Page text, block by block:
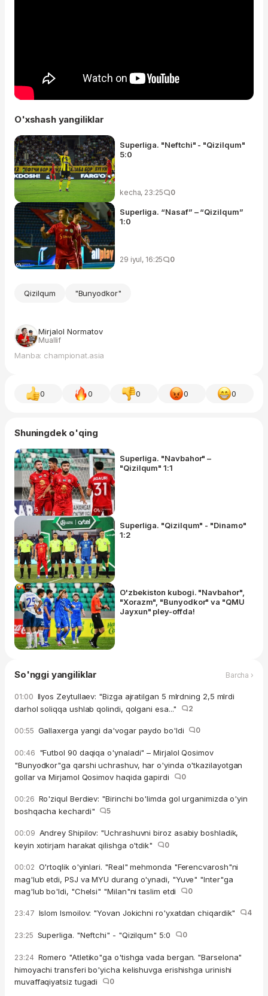
O'xshash yangiliklar
Superliga. "Neftchi" - "Qizilqum"
5:0
kecha, 23:25 0
Superliga. “Nasaf” – “Qizilqum”
1:0
29 iyul, 16:25 0
Qizilqum "Bunyodkor"
Mirjalol Normatov
Muallif
Manba: championat.asia
0 0 0 0 0
Shuningdek o'qing
Superliga. "Navbahor" –
"Qizilqum" 1:1
Superliga. "Qizilqum" - "Dinamo"
1:2
O'zbekiston kubogi. "Navbahor",
"Xorazm", "Bunyodkor" va "QMU
Jayxun" pley-offda!
So'nggi yangiliklar Barcha ›
01:00 Ilyos Zeytullaev: "Bizga ajratilgan 5 mlrdning 2,5 mlrdi
darhol soliqqa ushlab qolindi, qolgani esa..."
2
00:55 Gallaxerga yangi da'vogar paydo bo'ldi 0
00:46 "Futbol 90 daqiqa o'ynaladi" – Mirjalol Qosimov
"Bunyodkor"ga qarshi uchrashuv, har o'yinda o'tkazilayotgan
gollar va Mirjamol Qosimov haqida gapirdi
0
00:26 Ro'ziqul Berdiev: "Birinchi bo'limda gol urganimizda o'yin
boshqacha kechardi"
5
00:09 Andrey Shipilov: "Uchrashuvni biroz asabiy boshladik,
keyin xotirjam harakat qilishga o'tdik"
0
00:02 O'rtoqlik o'yinlari. "Real" mehmonda "Ferencvarosh"ni
mag'lub etdi, PSJ va MYU durang o'ynadi, "Yuve" "Inter"ga
mag'lub bo'ldi, "Chelsi" "Milan"ni taslim etdi
0
23:47 Islom Ismoilov: "Yovan Jokichni ro'yxatdan chiqardik" 4
23:25 Superliga. "Neftchi" - "Qizilqum" 5:0 0
23:24 Romero "Atletiko"ga o'tishga vada bergan. "Barselona"
himoyachi transferi bo'yicha kelishuvga erishishga urinishi
muvaffaqiyatsiz tugadi
0